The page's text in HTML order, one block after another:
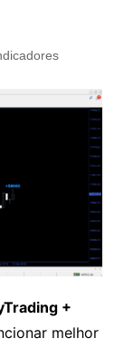
+
melhor